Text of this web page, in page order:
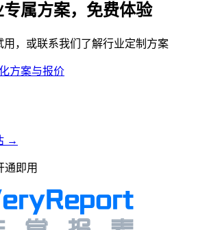
属方案，免费体验
用，或联系我们了解行业定制方案
方案与报价
→
通即用